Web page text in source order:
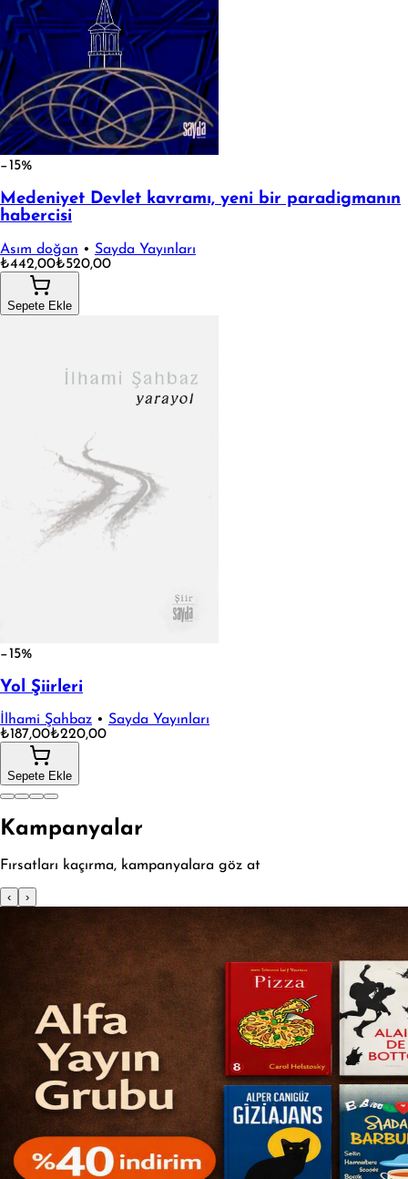
−15%
Medeniyet Devlet kavramı, yeni bir paradigmanın
habercisi
Asım doğan • Sayda Yayınları
₺442,00₺520,00
Sepete Ekle
−15%
Yol Şiirleri
İlhami Şahbaz • Sayda Yayınları
₺187,00₺220,00
Sepete Ekle
Kampanyalar
Fırsatları kaçırma, kampanyalara göz at
‹ ›